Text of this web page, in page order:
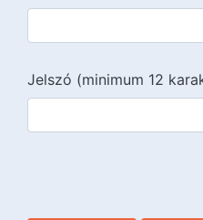
Jelszó (minimum 12